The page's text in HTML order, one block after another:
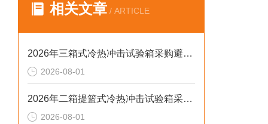
相关文章 / ARTICLE
2026年三箱式冷热冲击试验箱采购避坑：静测工况、参数与合规选型逻辑
2026-08-01
2026年二箱提篮式冷热冲击试验箱采购避坑：参数、工况与合规逻辑
2026-08-01